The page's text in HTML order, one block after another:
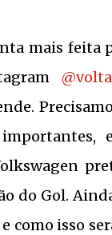
mais feita
do Gol.
como isso